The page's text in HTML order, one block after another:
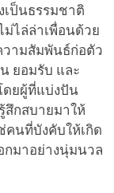
เป็นธรรมชาติ
ม่ไล่ล่าเพื่อนด้วย
วามสัมพันธ์ก่อตัว
ยอมรับ และ
ดยผู้ที่แบ่งปัน
กสบายมาให้
คนที่บังคับให้เกิด
กมาอย่างนุ่มนวล